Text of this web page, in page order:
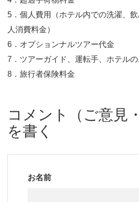
5．個人費用（ホテル内での洗濯、
人消費料金）
6．オプションナルツアー代金
7．ツアーガイド、運転手、ホテル
8．旅行者保険料金
コメント（ご意見
を書く
お名前